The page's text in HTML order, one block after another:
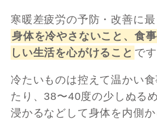
寒暖差疲労の予防・改善に最
身体を冷やさないこと、食
しい生活を心がけること です
冷たいものは控えて温かい
たり、38〜40度の少しぬる
浸かるなどして身体を内側か